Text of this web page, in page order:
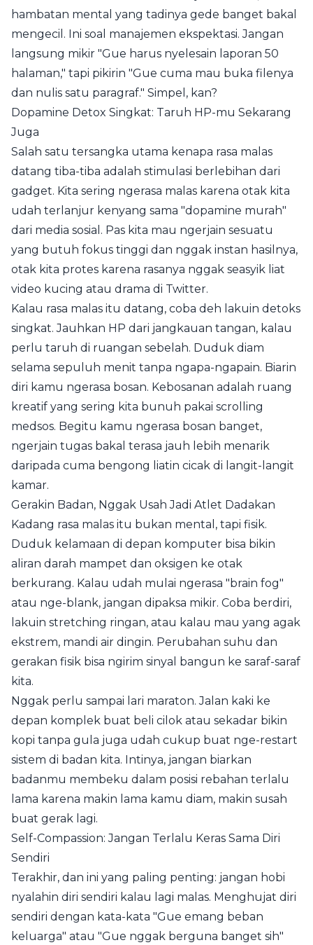
hambatan mental yang tadinya gede banget bakal
mengecil. Ini soal manajemen ekspektasi. Jangan
langsung mikir "Gue harus nyelesain laporan 50
halaman," tapi pikirin "Gue cuma mau buka filenya
dan nulis satu paragraf." Simpel, kan?
Dopamine Detox Singkat: Taruh HP-mu Sekarang
Juga
Salah satu tersangka utama kenapa rasa malas
datang tiba-tiba adalah stimulasi berlebihan dari
gadget. Kita sering ngerasa malas karena otak kita
udah terlanjur kenyang sama "dopamine murah"
dari media sosial. Pas kita mau ngerjain sesuatu
yang butuh fokus tinggi dan nggak instan hasilnya,
otak kita protes karena rasanya nggak seasyik liat
video kucing atau drama di Twitter.
Kalau rasa malas itu datang, coba deh lakuin detoks
singkat. Jauhkan HP dari jangkauan tangan, kalau
perlu taruh di ruangan sebelah. Duduk diam
selama sepuluh menit tanpa ngapa-ngapain. Biarin
diri kamu ngerasa bosan. Kebosanan adalah ruang
kreatif yang sering kita bunuh pakai scrolling
medsos. Begitu kamu ngerasa bosan banget,
ngerjain tugas bakal terasa jauh lebih menarik
daripada cuma bengong liatin cicak di langit-langit
kamar.
Gerakin Badan, Nggak Usah Jadi Atlet Dadakan
Kadang rasa malas itu bukan mental, tapi fisik.
Duduk kelamaan di depan komputer bisa bikin
aliran darah mampet dan oksigen ke otak
berkurang. Kalau udah mulai ngerasa "brain fog"
atau nge-blank, jangan dipaksa mikir. Coba berdiri,
lakuin stretching ringan, atau kalau mau yang agak
ekstrem, mandi air dingin. Perubahan suhu dan
gerakan fisik bisa ngirim sinyal bangun ke saraf-saraf
kita.
Nggak perlu sampai lari maraton. Jalan kaki ke
depan komplek buat beli cilok atau sekadar bikin
kopi tanpa gula juga udah cukup buat nge-restart
sistem di badan kita. Intinya, jangan biarkan
badanmu membeku dalam posisi rebahan terlalu
lama karena makin lama kamu diam, makin susah
buat gerak lagi.
Self-Compassion: Jangan Terlalu Keras Sama Diri
Sendiri
Terakhir, dan ini yang paling penting: jangan hobi
nyalahin diri sendiri kalau lagi malas. Menghujat diri
sendiri dengan kata-kata "Gue emang beban
keluarga" atau "Gue nggak berguna banget sih"